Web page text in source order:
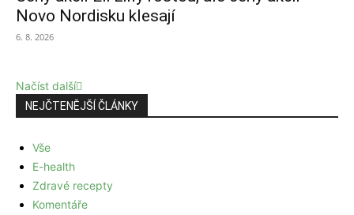
Novo Nordisku klesají
6. 8. 2026
Načíst další
NEJČTENĚJŠÍ ČLÁNKY
Vše
E-health
Zdravé recepty
Komentáře